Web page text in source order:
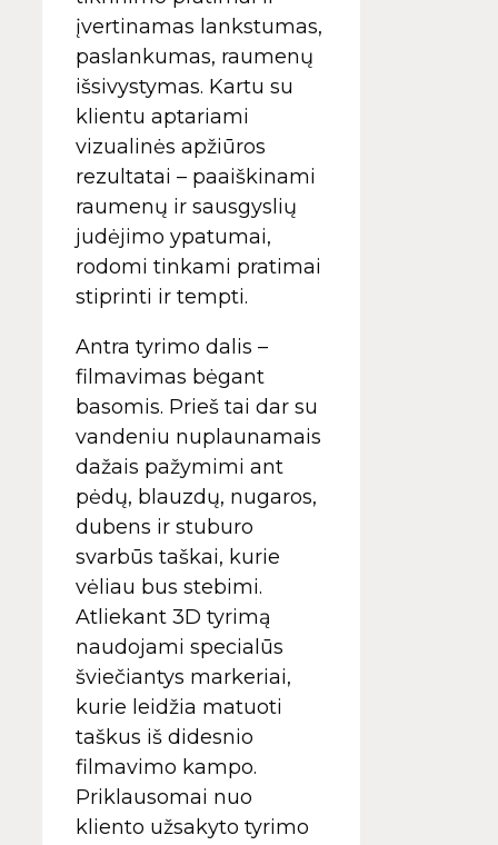
įvertinamas lankstumas,
paslankumas, raumenų
išsivystymas. Kartu su
klientu aptariami
vizualinės apžiūros
rezultatai – paaiškinami
raumenų ir sausgyslių
judėjimo ypatumai,
rodomi tinkami pratimai
stiprinti ir tempti.
Antra tyrimo dalis –
filmavimas bėgant
basomis. Prieš tai dar su
vandeniu nuplaunamais
dažais pažymimi ant
pėdų, blauzdų, nugaros,
dubens ir stuburo
svarbūs taškai, kurie
vėliau bus stebimi.
Atliekant 3D tyrimą
naudojami specialūs
šviečiantys markeriai,
kurie leidžia matuoti
taškus iš didesnio
filmavimo kampo.
Priklausomai nuo
kliento užsakyto tyrimo